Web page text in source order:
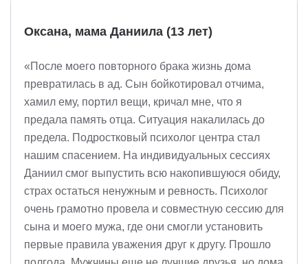
Оксана, мама Даниила (13 лет)
«После моего повторного брака жизнь дома
превратилась в ад. Сын бойкотировал отчима,
хамил ему, портил вещи, кричал мне, что я
предала память отца. Ситуация накалилась до
предела. Подростковый психолог центра стал
нашим спасением. На индивидуальных сессиях
Даниил смог выпустить всю накопившуюся обиду,
страх остаться ненужным и ревность. Психолог
очень грамотно провела и совместную сессию для
сына и моего мужа, где они смогли установить
первые правила уважения друг к другу. Прошло